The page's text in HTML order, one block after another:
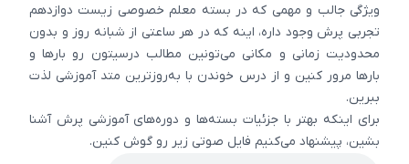
ویژگی جالب و مهمی که در بسته معلم خصوصی زیست دوازدهم
تجربی پرش وجود داره، اینه که در هر ساعتی از شبانه روز و بدون
محدودیت زمانی و مکانی می‌تونین مطالب درسیتون رو بارها و
بارها مرور کنین و از درس خوندن با به‌روزترین متد آموزشی لذت
ببرین.
برای اینکه بهتر با جزئیات بسته‌ها و دوره‌های آموزشی پرش آشنا
بشین، پیشنهاد می‌کنیم فایل صوتی زیر رو گوش کنین.